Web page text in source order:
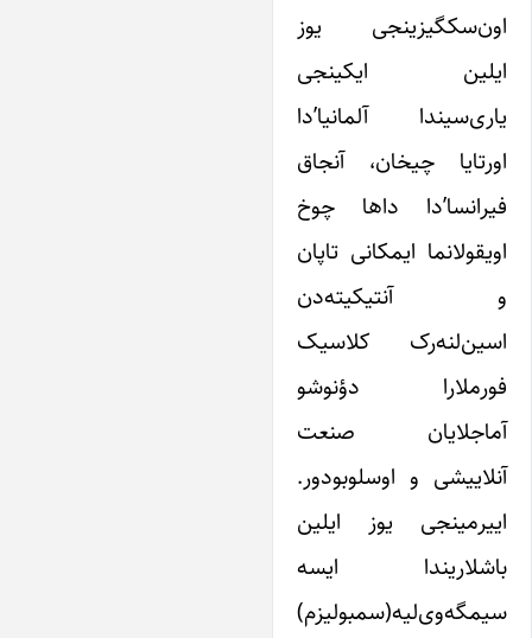
یوز
ایکینجی
آلمانیا’دا
چیخان، آنجاق
داها چوخ
ایمکانی تاپان
آنتیکیته‌دن
کلاسیک
دؤنوشو
صنعت
و اوسلوبودور.
یوز ایلین
ایسه